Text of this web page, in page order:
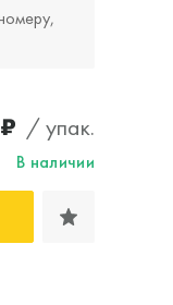
/ упак.
В наличии